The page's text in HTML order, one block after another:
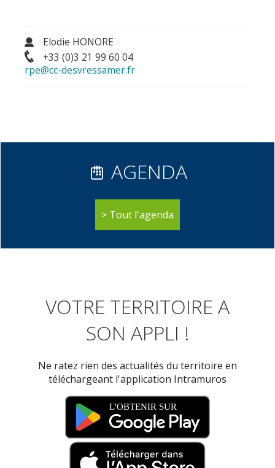
Elodie HONORE
+33 (0)3 21 99 60 04
rpe@cc-desvressamer.fr
AGENDA
Tout l'agenda
VOTRE TERRITOIRE A
SON APPLI !
Ne ratez rien des actualités du territoire en
téléchargeant l'application Intramuros